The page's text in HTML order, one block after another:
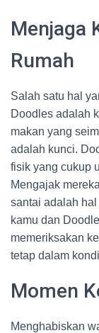
Menjaga
Rumah
Salah satu hal
Doodles adalah
makan yang
adalah kunci.
fisik yang cukup
Mengajak
santai adalah
kamu dan
memeriksakan
tetap dalam
Momen
Menghabiskan